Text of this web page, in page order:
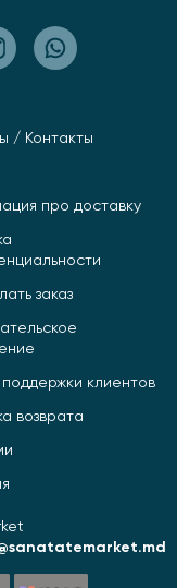
/ Контакты
про доставку
заказ
клиентов
возврата